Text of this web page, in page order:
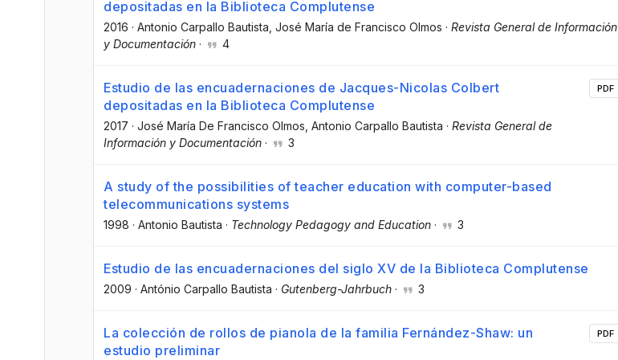
depositadas en la Biblioteca Complutense
2016 · Antonio Carpallo Bautista , José María de Francisco Olmos · Revista General de Información
y Documentación · 4
Estudio de las encuadernaciones de Jacques-Nicolas Colbert
depositadas en la Biblioteca Complutense
2017 · José María De Francisco Olmos , Antonio Carpallo Bautista · Revista General de
Información y Documentación · 3
PDF
A study of the possibilities of teacher education with computer-based
telecommunications systems
1998 · Antonio Bautista · Technology Pedagogy and Education · 3
Estudio de las encuadernaciones del siglo XV de la Biblioteca Complutense
2009 · António Carpallo Bautista · Gutenberg-Jahrbuch · 3
La colección de rollos de pianola de la familia Fernández-Shaw: un
estudio preliminar
PDF